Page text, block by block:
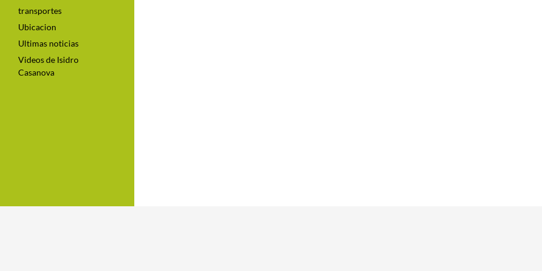
transportes
Ubicacion
Ultimas noticias
Videos de Isidro
Casanova